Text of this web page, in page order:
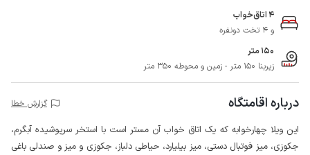
4 اتاق‌خواب
و 4 تخت دونفره
150 متر
زیربنا 150 متر - زمین و محوطه 350 متر
درباره اقامتگاه گزارش خطا
این ویلا چهارخوابه که یک اتاق خواب آن مستر است با استخر سرپوشیده آبگرم،
جکوزی، میز فوتبال دستی، میز بیلیارد، حیاطی دلباز، جکوزی و میز و صندلی باغی